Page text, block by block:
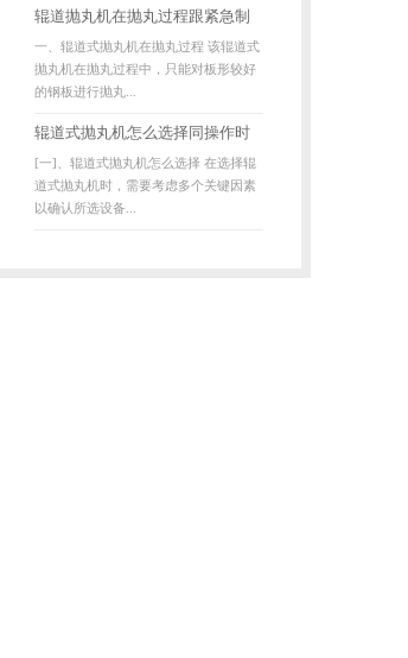
辊道抛丸机在抛丸过程跟紧急制
动系统
一、辊道式抛丸机在抛丸过程 该辊道式
抛丸机在抛丸过程中，只能对板形较好
的钢板进行抛丸...
辊道式抛丸机怎么选择同操作时
是否有操作顺序
[一]、辊道式抛丸机怎么选择 在选择辊
道式抛丸机时，需要考虑多个关键因素
以确认所选设备...